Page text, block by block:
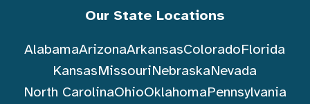
Our State Locations
AlabamaArizonaArkansasColoradoFlorida
KansasMissouriNebraskaNevada
North CarolinaOhioOklahomaPennsylvania